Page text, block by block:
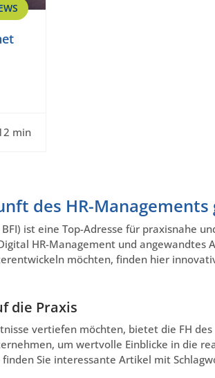
min
des HR-
BFI) ist eine Top-Adresse für praxisnahe
HR-Management und
möchten, finden hier
die Praxis
vertiefen möchten, bietet die FH
um wertvolle Einblicke in die
Sie interessante Artikel mit